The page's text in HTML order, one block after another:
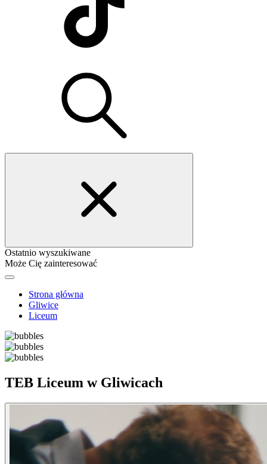
Ostatnio wyszukiwane
Może Cię zainteresować
Strona główna
Gliwice
Liceum
TEB Liceum w Gliwicach